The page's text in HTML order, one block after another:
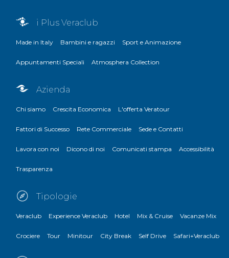
i Plus Veraclub
Made in Italy Bambini e ragazzi Sport e Animazione
Appuntamenti Speciali Atmosphera Collection
Azienda
Chi siamo Crescita Economica L'offerta Veratour
Fattori di Successo Rete Commerciale Sede e Contatti
Lavora con noi Dicono di noi Comunicati stampa Accessibilità
Trasparenza
Tipologie
Veraclub Experience Veraclub Hotel Mix & Cruise Vacanze Mix
Crociere Tour Minitour City Break Self Drive Safari+Veraclub